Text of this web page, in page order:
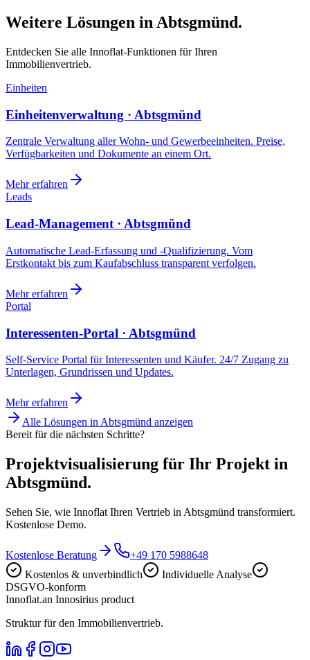
Weitere Lösungen in Abtsgmünd.
Entdecken Sie alle Innoflat-Funktionen für Ihren
Immobilienvertrieb.
Einheiten
Einheitenverwaltung · Abtsgmünd
Zentrale Verwaltung aller Wohn- und Gewerbeeinheiten. Preise,
Verfügbarkeiten und Dokumente an einem Ort.
Mehr erfahren
Leads
Lead-Management · Abtsgmünd
Automatische Lead-Erfassung und -Qualifizierung. Vom
Erstkontakt bis zum Kaufabschluss transparent verfolgen.
Mehr erfahren
Portal
Interessenten-Portal · Abtsgmünd
Self-Service Portal für Interessenten und Käufer. 24/7 Zugang zu
Unterlagen, Grundrissen und Updates.
Mehr erfahren
Alle Lösungen in Abtsgmünd anzeigen
Bereit für die nächsten Schritte?
Projektvisualisierung für Ihr Projekt in
Abtsgmünd.
Sehen Sie, wie Innoflat Ihren Vertrieb in Abtsgmünd transformiert.
Kostenlose Demo.
Kostenlose Beratung
+49 170 5988648
Kostenlos & unverbindlich
Individuelle Analyse
DSGVO-konform
Innoflat.an Innosirius product
Struktur für den Immobilienvertrieb.